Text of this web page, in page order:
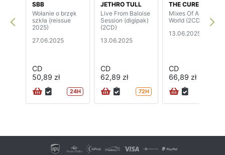
SBB
Wołanie o brzęk
szkła (reissue
2025)
27.06.2025
CD
50,89 zł
24H
JETHRO TULL
Live From Baloise
Session (digipak)
(2CD)
13.06.2025
CD
62,89 zł
72H
THE CURE
Mixes Of A Lost
World (2CD)
13.06.2025
CD
66,89 zł